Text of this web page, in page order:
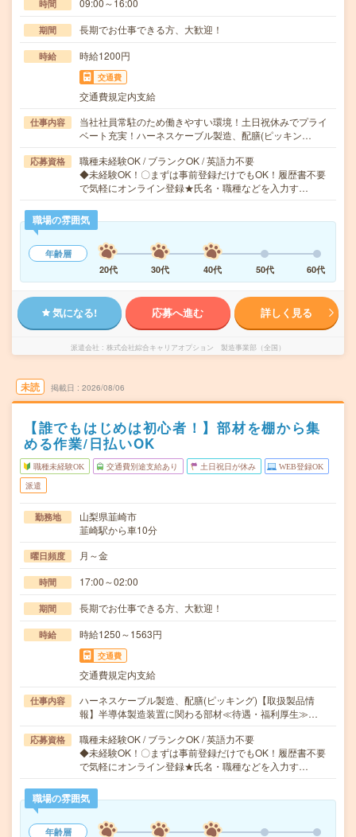
時間 09:00～16:00
期間 長期でお仕事できる方、大歓迎！
時給 時給1200円
交通費
交通費規定内支給
仕事内容
当社社員常駐のため働きやすい環境！土日祝休みでプライ
ベート充実！ハーネスケーブル製造、配膳(ピッキン…
応募資格
職種未経験OK / ブランクOK / 英語力不要
◆未経験OK！〇まずは事前登録だけでもOK！履歴書不要
で気軽にオンライン登録★氏名・職種などを入力す…
職場の雰囲気
年齢層
20代
30代 40代 50代 60代
気になる! 応募へ進む 詳しく見る
派遣会社 株式会社綜合キャリアオプション 製造事業部（全国）
未読 掲載日 2026/08/06
【誰でもはじめは初心者！】部材を棚から集
める作業/日払いOK
職種未経験OK 交通費別途支給あり 土日祝日が休み WEB登録OK
派遣
勤務地
山梨県韮崎市
韮崎駅から車10分
曜日頻度 月～金
時間 17:00～02:00
期間 長期でお仕事できる方、大歓迎！
時給 時給1250～1563円
交通費
交通費規定内支給
仕事内容
ハーネスケーブル製造、配膳(ピッキング)【取扱製品情
報】半導体製造装置に関わる部材≪待遇・福利厚生≫…
応募資格
職種未経験OK / ブランクOK / 英語力不要
◆未経験OK！〇まずは事前登録だけでもOK！履歴書不要
で気軽にオンライン登録★氏名・職種などを入力す…
職場の雰囲気
年齢層